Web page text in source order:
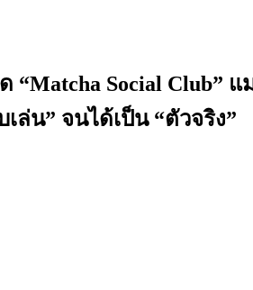
Social Club”
น” จนได้เป็น “ตัวจริง”